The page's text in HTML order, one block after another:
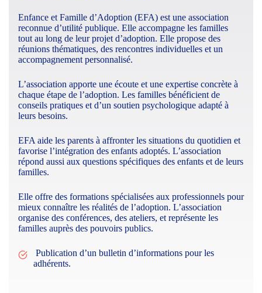
Enfance et Famille d’Adoption (EFA) est une association
reconnue d’utilité publique. Elle accompagne les familles
tout au long de leur projet d’adoption. Elle propose des
réunions thématiques, des rencontres individuelles et un
accompagnement personnalisé.​
L’association apporte une écoute et une expertise concrète à
chaque étape de l’adoption. Les familles bénéficient de
conseils pratiques et d’un soutien psychologique adapté à
leurs besoins.​
EFA aide les parents à affronter les situations du quotidien et
favorise l’intégration des enfants adoptés. L’association
répond aussi aux questions spécifiques des enfants et de leurs
familles.​
Elle offre des formations spécialisées aux professionnels pour
mieux connaître les réalités de l’adoption. L’association
organise des conférences, des ateliers, et représente les
familles auprès des pouvoirs publics.​
Publication d’un bulletin d’informations pour les
adhérents.